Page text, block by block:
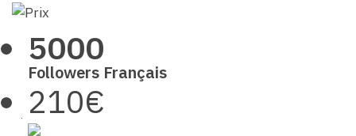
5000
Followers Français
210€